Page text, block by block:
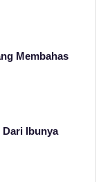
Membahas
Dari Ibunya